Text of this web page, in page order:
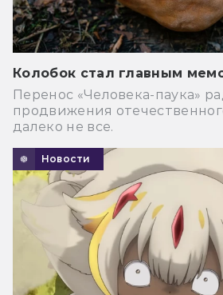
Колобок стал главным
Перенос «Человека-паука»
продвижения
далеко не все.
Новости